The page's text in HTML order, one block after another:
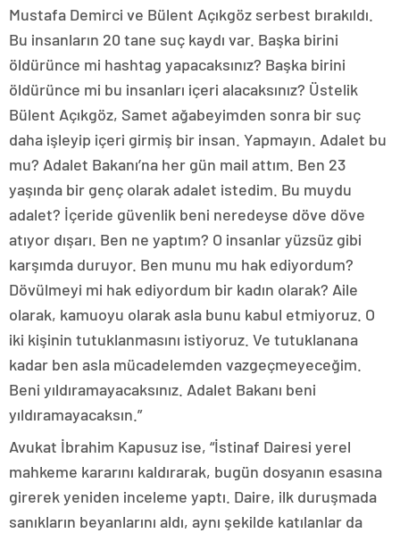
Mustafa Demirci ve Bülent Açıkgöz serbest bırakıldı.
Bu insanların 20 tane suç kaydı var. Başka birini
öldürünce mi hashtag yapacaksınız? Başka birini
öldürünce mi bu insanları içeri alacaksınız? Üstelik
Bülent Açıkgöz, Samet ağabeyimden sonra bir suç
daha işleyip içeri girmiş bir insan. Yapmayın. Adalet bu
mu? Adalet Bakanı’na her gün mail attım. Ben 23
yaşında bir genç olarak adalet istedim. Bu muydu
adalet? İçeride güvenlik beni neredeyse döve döve
atıyor dışarı. Ben ne yaptım? O insanlar yüzsüz gibi
karşımda duruyor. Ben munu mu hak ediyordum?
Dövülmeyi mi hak ediyordum bir kadın olarak? Aile
olarak, kamuoyu olarak asla bunu kabul etmiyoruz. O
iki kişinin tutuklanmasını istiyoruz. Ve tutuklanana
kadar ben asla mücadelemden vazgeçmeyeceğim.
Beni yıldıramayacaksınız. Adalet Bakanı beni
yıldıramayacaksın.”
Avukat İbrahim Kapusuz ise, “İstinaf Dairesi yerel
mahkeme kararını kaldırarak, bugün dosyanın esasına
girerek yeniden inceleme yaptı. Daire, ilk duruşmada
sanıkların beyanlarını aldı, aynı şekilde katılanlar da